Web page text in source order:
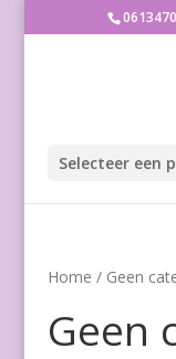
Selecteer een
Home / Geen
Geen